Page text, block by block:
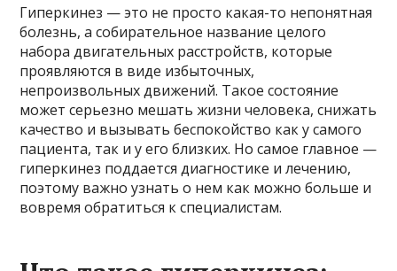
Гиперкинез — это не просто какая-то непонятная
болезнь, а собирательное название целого
набора двигательных расстройств, которые
проявляются в виде избыточных,
непроизвольных движений. Такое состояние
может серьезно мешать жизни человека, снижать
качество и вызывать беспокойство как у самого
пациента, так и у его близких. Но самое главное —
гиперкинез поддается диагностике и лечению,
поэтому важно узнать о нем как можно больше и
вовремя обратиться к специалистам.